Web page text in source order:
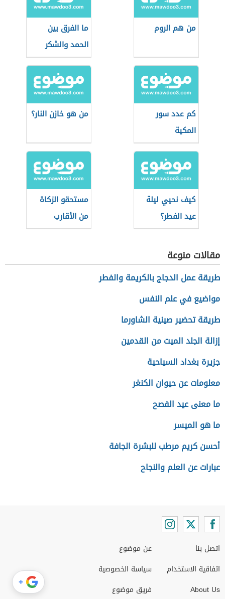
من هم الروم
ما الفرق بين
الحمد والشكر
كم عدد سور
المكية
من هو خازن النار؟
كيف نحيي ليلة
عيد الفطر؟
مستحقو الزكاة
من الأقارب
مقالات منوعة
طريقة عمل الدجاج بالكريمة والفطر
مواضيع في علم النفس
طريقة تحضير صينية الشاورما
إزالة الجلد الميت من القدمين
جزيرة بغداد السياحية
معلومات عن حيوان الكنغر
ما معنى عيد الفصح
ما هو الميسر
أحسن كريم مرطب للبشرة الجافة
عبارات عن العلم والنجاح
اتصل بنا
اتفاقية الاستخدام
About Us
عن موضوع
سياسة الخصوصية
فريق موضوع
+